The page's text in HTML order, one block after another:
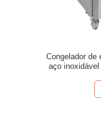
Congelador de
aço inoxidável